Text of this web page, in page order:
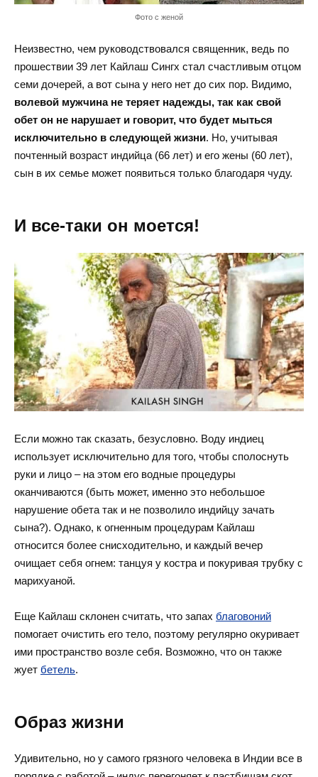
Фото с женой
Неизвестно, чем руководствовался священник, ведь по
прошествии 39 лет Кайлаш Сингх стал счастливым отцом
семи дочерей, а вот сына у него нет до сих пор. Видимо,
волевой мужчина не теряет надежды, так как свой
обет он не нарушает и говорит, что будет мыться
исключительно в следующей жизни. Но, учитывая
почтенный возраст индийца (66 лет) и его жены (60 лет),
сын в их семье может появиться только благодаря чуду.
И все-таки он моется!
Если можно так сказать, безусловно. Воду индиец
использует исключительно для того, чтобы сполоснуть
руки и лицо – на этом его водные процедуры
оканчиваются (быть может, именно это небольшое
нарушение обета так и не позволило индийцу зачать
сына?). Однако, к огненным процедурам Кайлаш
относится более снисходительно, и каждый вечер
очищает себя огнем: танцуя у костра и покуривая трубку с
марихуаной.
Еще Кайлаш склонен считать, что запах благовоний
помогает очистить его тело, поэтому регулярно окуривает
ими пространство возле себя. Возможно, что он также
жует бетель.
Образ жизни
Удивительно, но у самого грязного человека в Индии все в